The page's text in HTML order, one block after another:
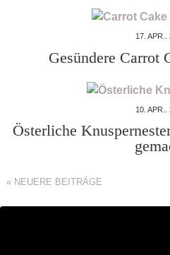
17. APR..
Gesündere Carrot
10. APR..
Österliche
« NEUERE BEITRÄGE